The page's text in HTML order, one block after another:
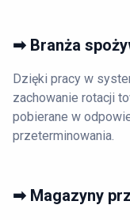
➡ Branża
Dzięki pracy w
zachowanie rotacji
pobierane w
przeterminowania.
➡ Magazyny